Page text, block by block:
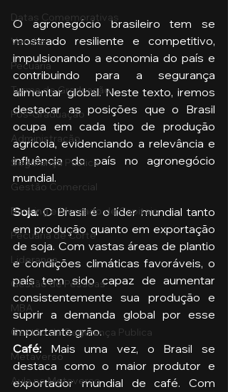
Datas Comemorativas
Vendas
Pecuária
Turma de Graduação
Pós-Graduação
Administração
Segurança Publica
Gestão Comercial
Banking e Mercado de Capitais
Pecuária de Corte
Liderança
Gestão de Pessoas
MBA
Gestão de Segurança Publica
Metaverso
Aula no Metaverso
O agronegócio brasileiro tem se
mostrado resiliente e competitivo,
impulsionando a economia do país e
contribuindo para a segurança
alimentar global. Neste texto, iremos
destacar as posições que o Brasil
ocupa em cada tipo de produção
agrícola, evidenciando a relevância e
influência do país no agronegócio
mundial.
Soja: O Brasil é o líder mundial tanto
em produção quanto em exportação
de soja. Com vastas áreas de plantio
e condições climáticas favoráveis, o
país tem sido capaz de aumentar
consistentemente sua produção e
suprir a demanda global por esse
importante grão.
Café: Mais uma vez, o Brasil se
destaca como o maior produtor e
exportador mundial de café. Com